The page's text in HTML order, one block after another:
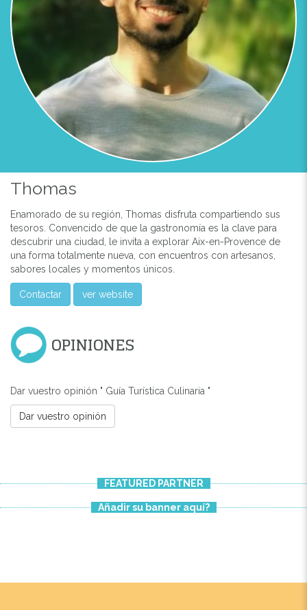
Thomas
Enamorado de su región, Thomas disfruta compartiendo sus
tesoros. Convencido de que la gastronomía es la clave para
descubrir una ciudad, le invita a explorar Aix-en-Provence de
una forma totalmente nueva, con encuentros con artesanos,
sabores locales y momentos únicos.
Contactar ver website
OPINIONES
Dar vuestro opinión " Guía Turística Culinaria "
Dar vuestro opinión
FEATURED PARTNER
Añadir su banner aquí?